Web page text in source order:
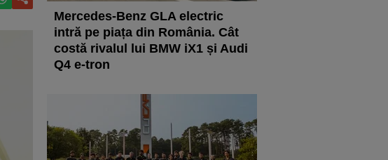
Mercedes-Benz GLA electric
intră pe piața din România. Cât
costă rivalul lui BMW iX1 și Audi
Q4 e-tron